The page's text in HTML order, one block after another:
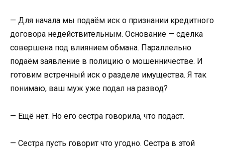
— Для начала мы подаём иск о признании кредитного
договора недействительным. Основание — сделка
совершена под влиянием обмана. Параллельно
подаём заявление в полицию о мошенничестве. И
готовим встречный иск о разделе имущества. Я так
понимаю, ваш муж уже подал на развод?
— Ещё нет. Но его сестра говорила, что подаст.
— Сестра пусть говорит что угодно. Сестра в этой